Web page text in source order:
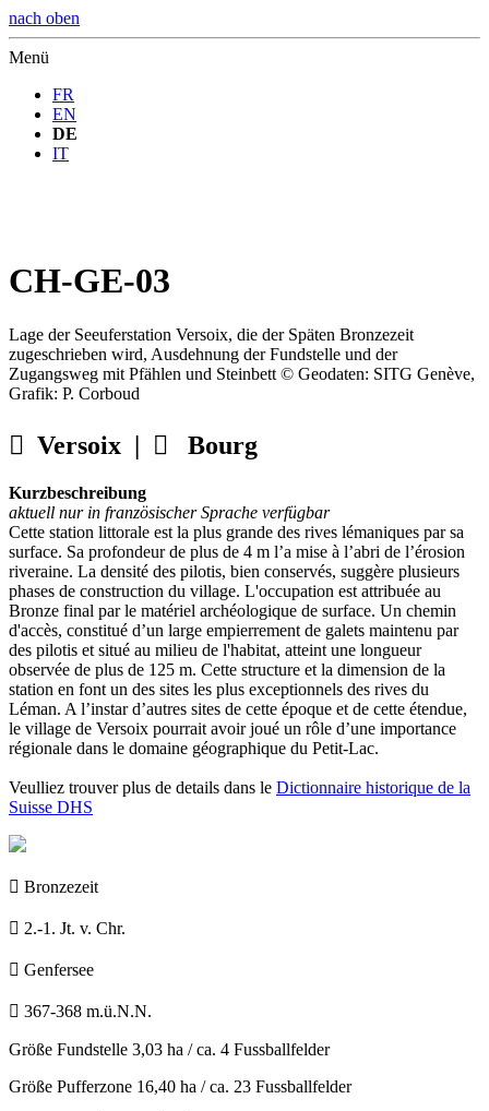
nach oben
Menü
FR
EN
DE
IT
CH-GE-03
Lage der Seeuferstation Versoix, die der Späten Bronzezeit
zugeschrieben wird, Ausdehnung der Fundstelle und der
Zugangsweg mit Pfählen und Steinbett © Geodaten: SITG Genève,
Grafik: P. Corboud
 Versoix |  Bourg
Kurzbeschreibung
aktuell nur in französischer Sprache verfügbar
Cette station littorale est la plus grande des rives lémaniques par sa
surface. Sa profondeur de plus de 4 m l’a mise à l’abri de l’érosion
riveraine. La densité des pilotis, bien conservés, suggère plusieurs
phases de construction du village. L'occupation est attribuée au
Bronze final par le matériel archéologique de surface. Un chemin
d'accès, constitué d’un large empierrement de galets maintenu par
des pilotis et situé au milieu de l'habitat, atteint une longueur
observée de plus de 125 m. Cette structure et la dimension de la
station en font un des sites les plus exceptionnels des rives du
Léman. A l’instar d’autres sites de cette époque et de cette étendue,
le village de Versoix pourrait avoir joué un rôle d’une importance
régionale dans le domaine géographique du Petit-Lac.
Veulliez trouver plus de details dans le Dictionnaire historique de la
Suisse DHS
 Bronzezeit
 2.-1. Jt. v. Chr.
 Genfersee
 367-368 m.ü.N.N.
Größe Fundstelle 3,03 ha / ca. 4 Fussballfelder
Größe Pufferzone 16,40 ha / ca. 23 Fussballfelder